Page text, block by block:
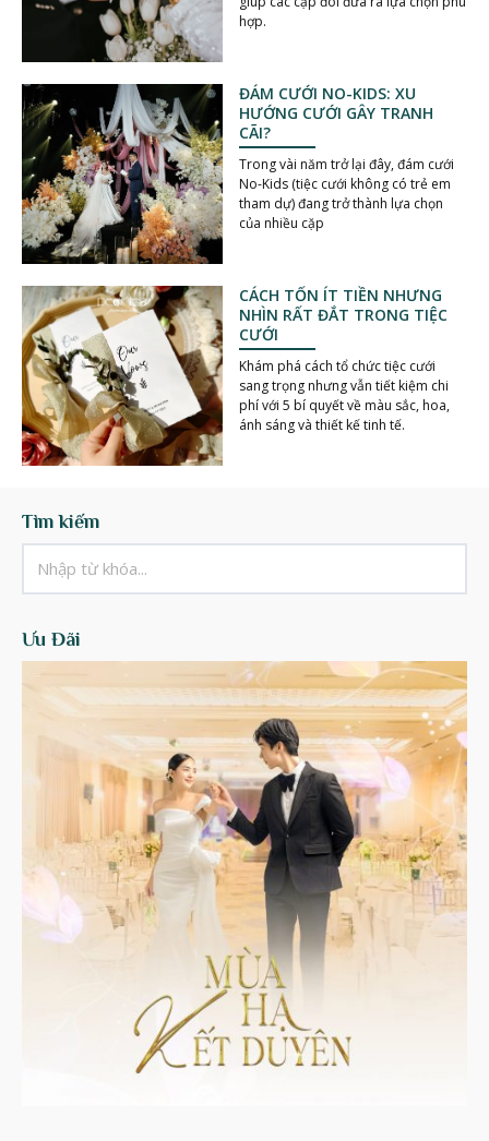
hợp.
ĐÁM CƯỚI NO-KIDS: XU
HƯỚNG CƯỚI GÂY TRANH
CÃI?
Trong vài năm trở lại đây, đám cưới
No-Kids (tiệc cưới không có trẻ em
tham dự) đang trở thành lựa chọn
của nhiều cặp
CÁCH TỐN ÍT TIỀN NHƯNG
NHÌN RẤT ĐẮT TRONG TIỆC
CƯỚI
Khám phá cách tổ chức tiệc cưới
sang trọng nhưng vẫn tiết kiệm chi
phí với 5 bí quyết về màu sắc, hoa,
ánh sáng và thiết kế tinh tế.
Tìm kiếm
Ưu Đãi